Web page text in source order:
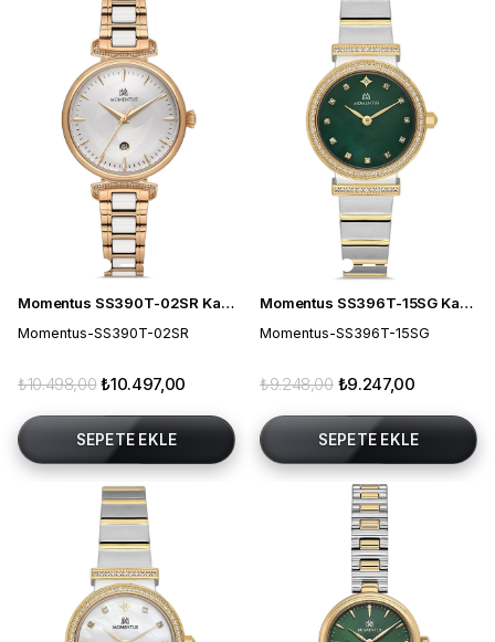
Momentus SS390T-02SR Kadın Kol Saati
Momentus-SS390T-02SR
₺10.497,00
₺10.498,00
SEPETE EKLE
Momentus SS396T-15SG Kadın Kol Saati
Momentus-SS396T-15SG
₺9.247,00
₺9.248,00
SEPETE EKLE